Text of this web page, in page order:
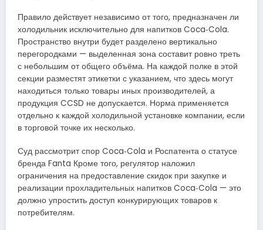
Правило действует независимо от того, предназначен ли
холодильник исключительно для напитков Coca‑Cola.
Пространство внутри будет разделено вертикально
перегородками — выделенная зона составит ровно треть
с небольшим от общего объёма. На каждой полке в этой
секции разместят этикетки с указанием, что здесь могут
находиться только товары иных производителей, а
продукция CCSD не допускается. Норма применяется
отдельно к каждой холодильной установке компании, если
в торговой точке их несколько.
Суд рассмотрит спор Coca‑Cola и Роспатента о статусе
бренда Fanta Кроме того, регулятор наложил
ограничения на предоставление скидок при закупке и
реализации прохладительных напитков Coca‑Cola — это
должно упростить доступ конкурирующих товаров к
потребителям.